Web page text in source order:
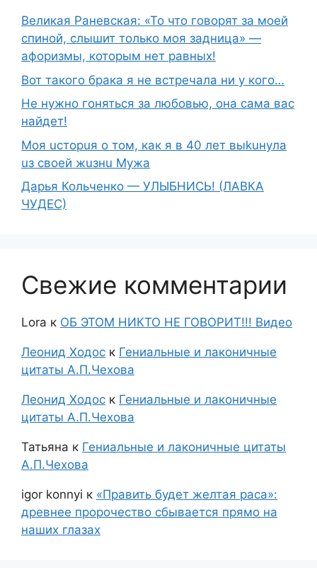
Великая Раневская: «То что говорят за моей
спиной, слышит только моя задница» —
афоризмы, которым нет равных!
Вот такого брака я не встречала ни у кого…
Не нужно гоняться за любовью, она сама вас
найдет!
Moя ucтopuя о том, как я в 40 лет выkuнyлa
uз свoeй жuзнu Myжа
Дарья Кольченко — УЛЫБНИСЬ! (ЛАВКА
ЧУДЕС)
Свежие комментарии
Lora к ОБ ЭТОМ НИКТО НЕ ГОВОРИТ!!! Видео
Леонид Ходос к Гениальные и лаконичные
цитаты А.П.Чехова
Леонид Ходос к Гениальные и лаконичные
цитаты А.П.Чехова
Татьяна к Гениальные и лаконичные цитаты
А.П.Чехова
igor konnyi к «Править будет желтая раса»:
древнее пророчество сбывается прямо на
наших глазах